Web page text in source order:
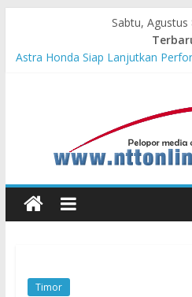
Sabtu, Agustus
Teras Bank Indonesia Hadir di
BI Atas Kepeduliannya Tingkatkan
Astra Honda Siap Lanjutkan
Dukung Ketahanan Pangan
Industri Penyimpanan Ayam
UMKM Mitra Binaan dengan
Keberlanjutan
Honda DBL 2026 East Java –
Timor